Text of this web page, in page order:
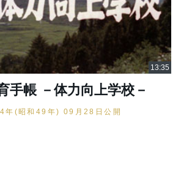
手帳 －体力向上学校－
年(昭和49年) 09月28日公開